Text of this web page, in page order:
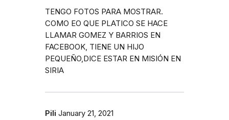
TENGO FOTOS PARA MOSTRAR.
COMO EO QUE PLATICO SE HACE
LLAMAR GOMEZ Y BARRIOS EN
FACEBOOK, TIENE UN HIJO
PEQUEÑO,DICE ESTAR EN MISIÓN EN
SIRIA
Pili January 21, 2021